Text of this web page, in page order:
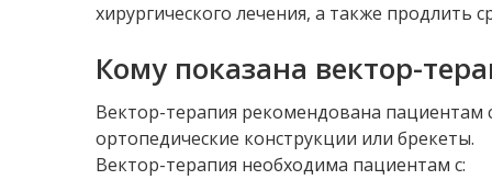
хирургического лечения, а также продлить
Кому показана вектор-
Вектор-терапия рекомендована пациентам
ортопедические конструкции или брекеты.
Вектор-терапия необходима пациентам с: